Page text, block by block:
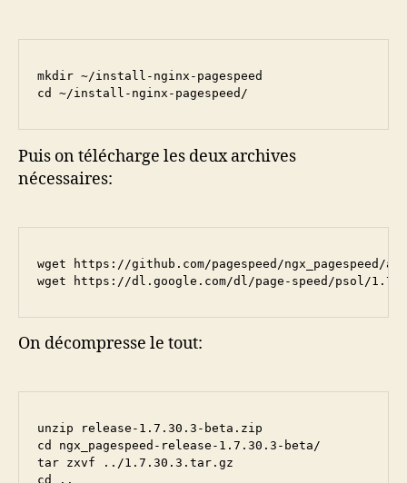
mkdir ~/install-nginx-pagespeed
cd ~/install-nginx-pagespeed/
Puis on télécharge les deux archives
nécessaires:
wget https://github.com/pagespeed/ngx_pagespeed/
wget https://dl.google.com/dl/page-speed/psol/
On décompresse le tout:
unzip release-1.7.30.3-beta.zip
cd ngx_pagespeed-release-1.7.30.3-beta/
tar zxvf ../1.7.30.3.tar.gz
cd ..